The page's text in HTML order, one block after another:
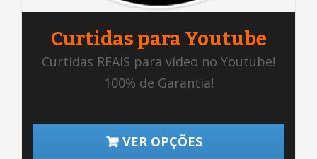
Curtidas para Youtube
Curtidas REAIS para vídeo no Youtube!
100% de Garantia!
VER OPÇÕES